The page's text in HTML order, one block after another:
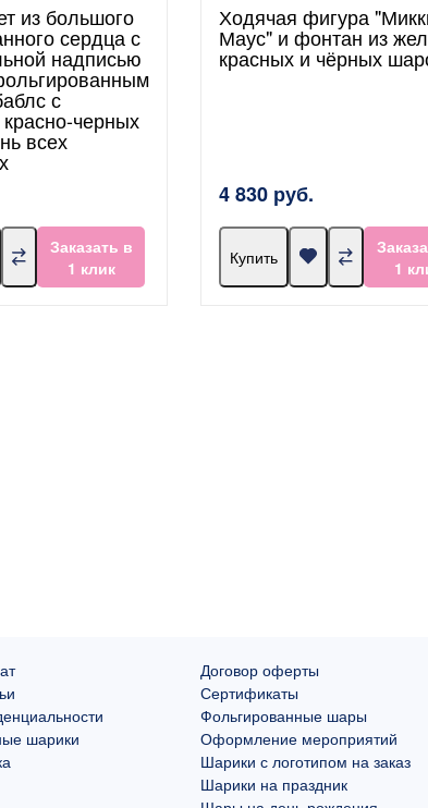
из большого
сердца с
надписью
с
черных
всех
Заказать в
1 клик
Ходячая фигура
Маус" и фонтан из
красных и чёрных
4 830 руб.
Купить
1
шарики
Договор оферты
Сертификаты
Фольгированные шары
Оформление мероприятий
Шарики с логотипом на заказ
Шарики на праздник